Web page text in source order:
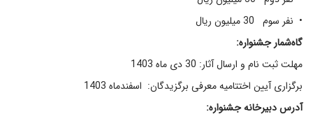
• نفر سوم 30 میلیون ریال
گاه‌شمار جشنواره:
مهلت ثبت نام و ارسال آثار: 30 دی ماه 1403
برگزاری آیین اختتامیه معرفی برگزیدگان: اسفندماه 1403
آدرس دبیرخانه جشنواره: